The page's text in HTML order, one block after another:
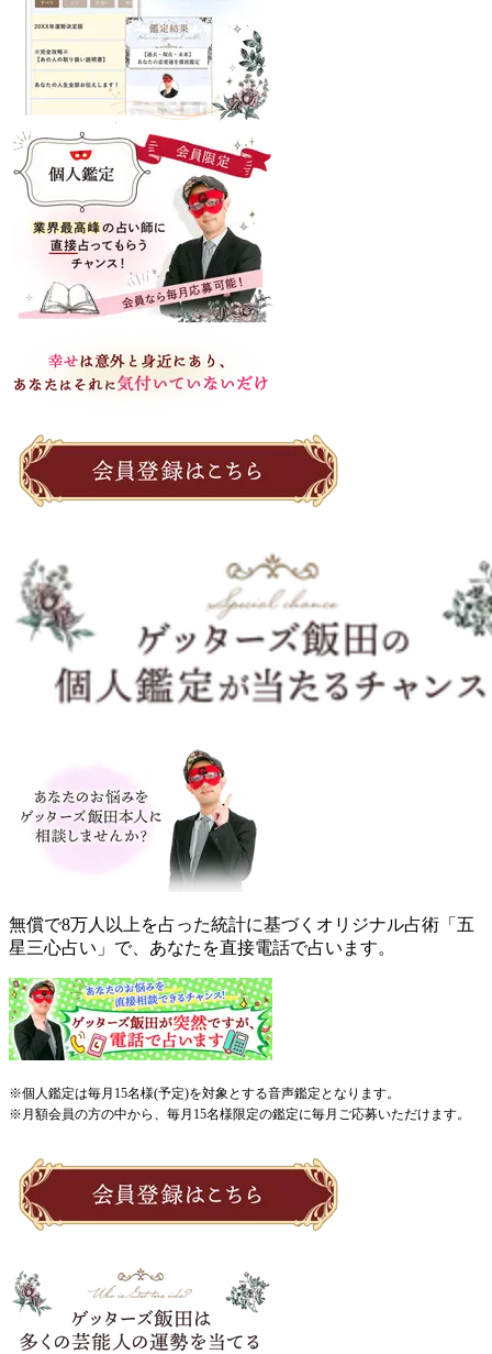
無償で8万人以上を占った統計に基づくオリジナル占術「五
星三心占い」で、あなたを直接電話で占います。
※個人鑑定は毎月15名様(予定)を対象とする音声鑑定となります。
※月額会員の方の中から、毎月15名様限定の鑑定に毎月ご応募いただけます。